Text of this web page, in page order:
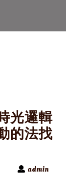
光邏輯
的法找
admin